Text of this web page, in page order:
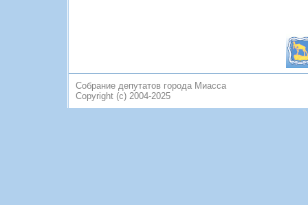
Собрание депутатов города Миасса
Copyright (c) 2004-2025